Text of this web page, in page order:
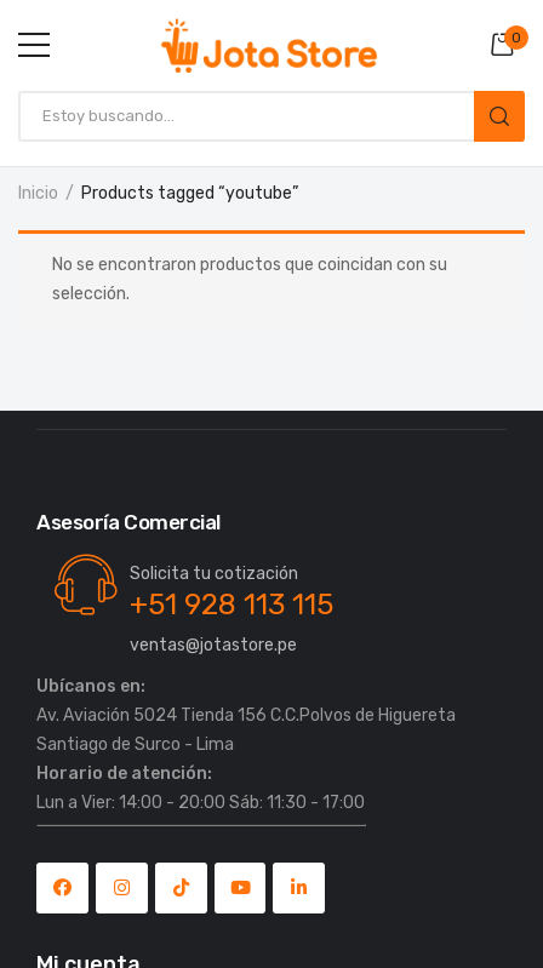
0
Inicio Products tagged “youtube”
No se encontraron productos que coincidan con su
selección.
Asesoría Comercial
Solicita tu cotización
+51 928 113 115
ventas@jotastore.pe
Ubícanos en:
Av. Aviación 5024 Tienda 156 C.C.Polvos de Higuereta
Horario de atención:
Lun a Vier: 14:00 - 20:00 Sáb: 11:30 - 17:00